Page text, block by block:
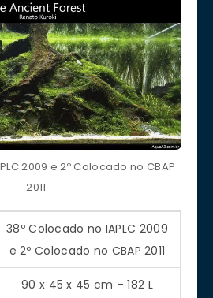
2009 e 2º Colocado no CBAP
2011
38º Colocado no IAPLC 2009
e 2º Colocado no CBAP 2011
90 x 45 x 45 cm – 182 L